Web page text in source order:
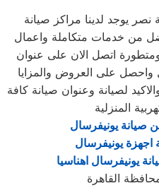
يوجد لدينا مراكز صيانة
من خدمات متكاملة واعمال
اتصل الان على عنوان
واحصل على العروض والمزايا
لصيانة وعنوان صيانة كافة
المنزلية
صيانة يونيفرسال
يونيفرسال
يونيفرسال اهناسيا
القاهرة